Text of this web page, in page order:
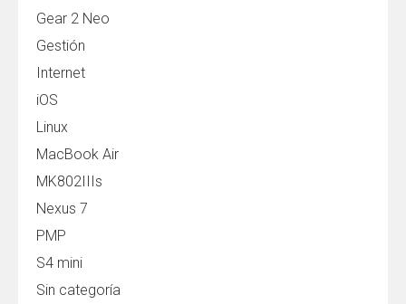
Gear 2 Neo
Gestión
Internet
iOS
Linux
MacBook Air
MK802IIIs
Nexus 7
PMP
S4 mini
Sin categoría